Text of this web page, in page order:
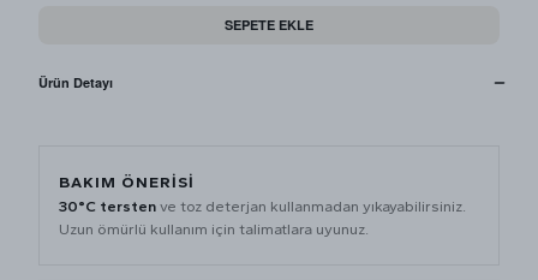
SEPETE EKLE
Ürün Detayı
BAKIM ÖNERISI
30°C tersten ve toz deterjan kullanmadan yıkayabilirsiniz.
Uzun ömürlü kullanım için talimatlara uyunuz.